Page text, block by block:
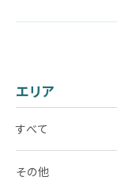
エリア
すべて
その他